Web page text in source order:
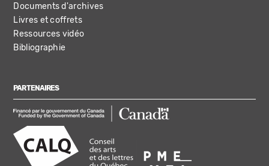
Documents d'archives
Livres et coffrets
Ressources vidéo
Bibliographie
PARTENAIRES